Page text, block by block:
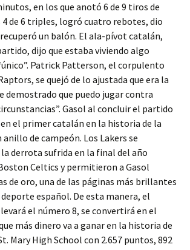
en los que anotó 6 de 9 tiros de
de 6 triples, logró cuatro rebotes, dio
un balón. El ala-pívot catalán,
dijo que estaba viviendo algo
Patrick Patterson, el corpulento
se quejó de lo ajustada que era la
demostrado que puedo jugar contra
Gasol al concluir el partido
el primer catalán en la historia de la
anillo de campeón. Los Lakers se
derrota sufrida en la final del año
Celtics y permitieron a Gasol
de oro, una de las páginas más brillantes
español. De esta manera, el
el número 8, se convertirá en el
más dinero va a ganar en la historia de
Mary High School con 2.657 puntos, 892